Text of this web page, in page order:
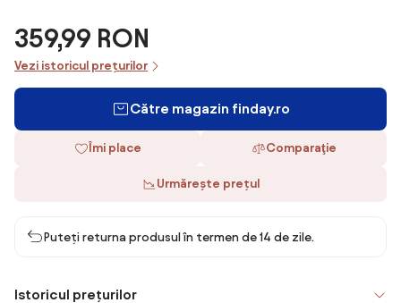
359,99 RON
Vezi istoricul prețurilor
Către magazin finday.ro
Îmi place Comparaţie
Urmărește prețul
Puteți returna produsul în termen de 14 de zile.
Istoricul prețurilor